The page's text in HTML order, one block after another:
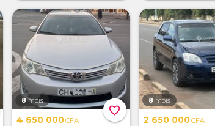
favorite_border
8 mois
4 650 000CFA
8 mois
2 650 000CFA